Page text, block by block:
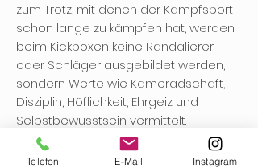
zum Trotz, mit denen der Kampfsport
schon lange zu kämpfen hat, werden
beim Kickboxen keine Randalierer
oder Schläger ausgebildet werden,
sondern Werte wie Kameradschaft,
Disziplin, Höflichkeit, Ehrgeiz und
Selbstbewusstsein vermittelt.
Daneben werden wie im klassischen
Kampfsport auch, Respekt und
Telefon E-Mail Instagram